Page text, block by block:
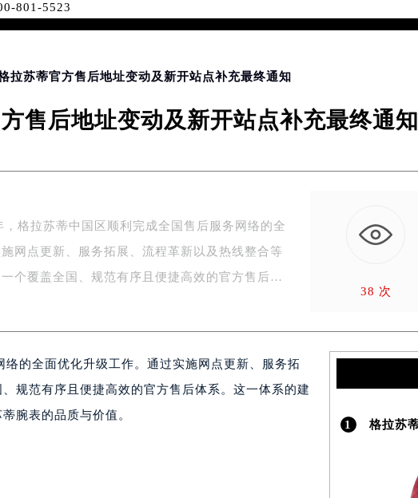
盖中国大陆、香港、澳门、台湾全部区域（非大陆需加拨“+86”）
室（需提前预约）
室（需提前预约）
室（需提前预约）
层1604室（需提前预约）
（华润万象城）17层1706室（需提前预约）
805室（需提前预约）
座13层1304室（需提前预约）
广场）A1座办公楼14层07室（需提前预约）
7层704室（需提前预约）
拉苏蒂官方售后地址变动及新开站点补充最终通知
售后地址变动及新开站点补充最终通知
，格拉苏蒂中国区顺利完成全国售后服务网络的全
网点更新、服务拓展、流程革新以及热线整合等
个覆盖全国、规范有序且便捷高效的官方售后
38 次
的全面优化升级工作。通过实施网点更新、服务拓
规范有序且便捷高效的官方售后体系。这一体系的建
腕表的品质与价值。
1